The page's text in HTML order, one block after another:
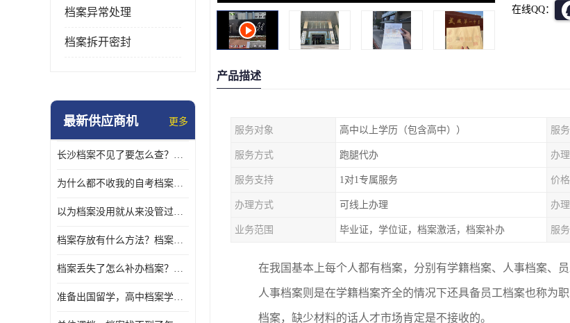
档案异常处理
档案拆开密封
最新供应商机 更多
长沙档案不见了要怎么查？档案查询 档案补办
为什么都不收我的自考档案？自考档案怎么存档？
以为档案没用就从来没管过，现在要用档案该怎么办？
档案存放有什么方法？档案在手里为什么不能用
档案丢失了怎么补办档案？湖南档案补办 档案补办方法
准备出国留学，高中档案学校发给我了怎么办？
在线QQ：
产品描述
服务对象 高中以上学历（包含高中）） 服
服务方式 跑腿代办 办
服务支持 1对1专属服务 价格
办理方式 可线上办理 办
业务范围 毕业证，学位证，档案激活，档案补办 服
在我国基本上每个人都有档案，分别有学籍档案、人事档案、
人事档案则是在学籍档案齐全的情况下还具备员工档案也称为
档案，缺少材料的话人才市场肯定是不接收的。